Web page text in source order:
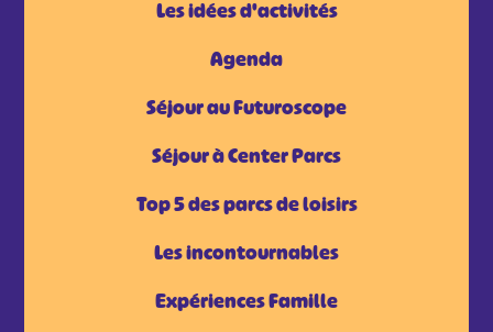
Les idées d'activités
Agenda
Séjour au Futuroscope
Séjour à Center Parcs
Top 5 des parcs de loisirs
Les incontournables
Expériences Famille